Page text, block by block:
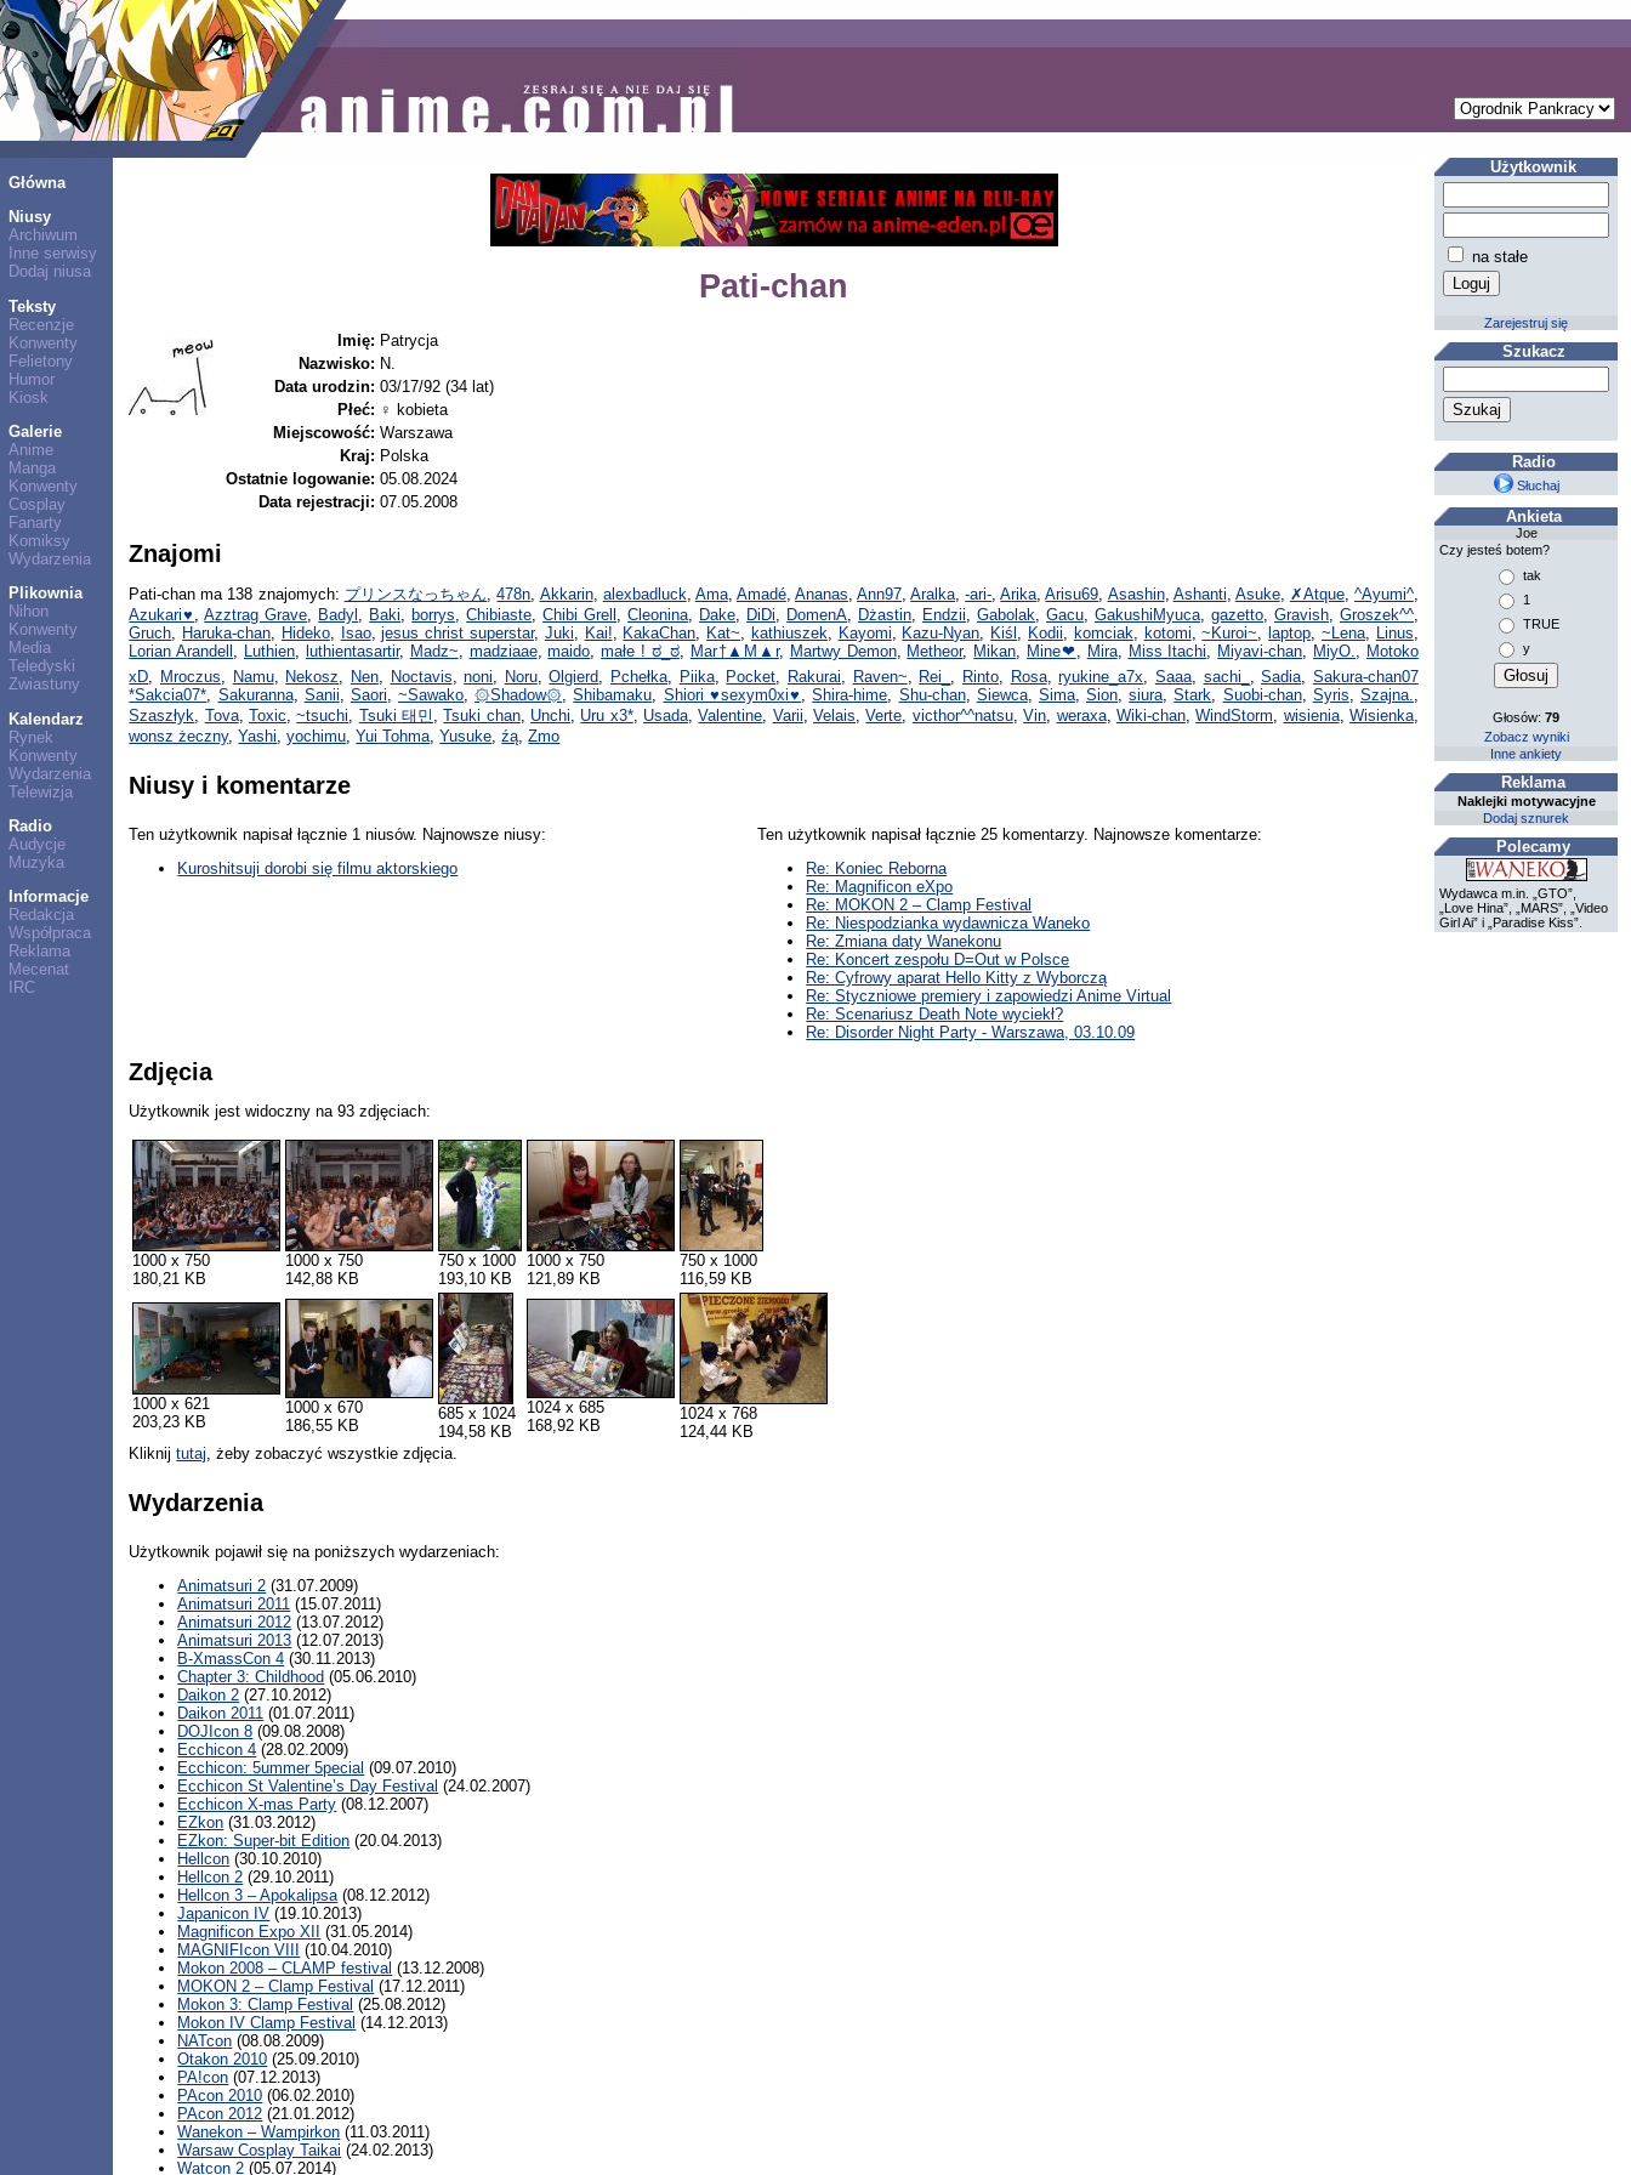
Główna
Niusy
Archiwum
Inne serwisy
Dodaj niusa
Teksty
Recenzje
Konwenty
Felietony
Humor
Kiosk
Galerie
Anime
Manga
Konwenty
Cosplay
Fanarty
Komiksy
Wydarzenia
Plikownia
Nihon
Konwenty
Media
Teledyski
Zwiastuny
Kalendarz
Rynek
Konwenty
Wydarzenia
Telewizja
Radio
Audycje
Muzyka
Informacje
Redakcja
Współpraca
Reklama
Mecenat
IRC
Pati-chan
Imię: Patrycja
Nazwisko: N.
Data urodzin: 03/17/92 (34 lat)
Płeć: ♀ kobieta
Miejscowość: Warszawa
Kraj: Polska
Ostatnie logowanie: 05.08.2024
Data rejestracji: 07.05.2008
Znajomi
Pati-chan ma 138 znajomych: プリンスなっちゃん,478n, Akkarin, alexbadluck, Ama, Amadé, Ananas,Ann97,Aralka,-ari-,Arika,Arisu69, Asashin, Ashanti, Asuke, ✗Atque, ^Ayumi^,
Azukari♥ ,Azztrag Grave, Badyl , Baki, borrys,Chibiaste,Chibi Grell ,Cleonina, Dake, DiDi, DomenA, Dżastin, Endzii,Gabolak,Gacu,GakushiMyuca, gazetto, Gravish, Groszek^^,
Gruch, Haruka-chan, Hideko, Isao,jesus christ superstar, Juki, Kai!, KakaChan, Kat~, kathiuszek, Kayomi, Kazu-Nyan, Kiśl , Kodii, komciak, kotomi,~Kuroi~, laptop, ~Lena, Linus,
Lorian Arandell , Luthien, luthientasartir, Madz~, madziaae,maido,małe ! ಠ_ಠ, Mar†▲M▲r, Martwy Demon, Metheor, Mikan, Mine❤, Mira, Miss Itachi, Miyavi-chan, MiyO., Motoko
xD, Mroczus, Namu, Nekosz, Nen, Noctavis,noni, Noru,Olgierd, Pchełka, Piika, Pocket, Rakurai, Raven~, Rei_ , Rinto, Rosa,ryukine_a7x, Saaa, sachi_ ,Sadia, Sakura-chan07
*Sakcia07*, Sakuranna, Sanii, Saori,~Sawako,۞Shadow۞,Shibamaku, Shiori ♥sexym0xi♥ ,Shira-hime, Shu-chan, Siewca, Sima,Sion,siura,Stark, Suobi-chan, Syris, Szajna.,
Szaszłyk, Tova,Toxic,~tsuchi, Tsuki 태민 ,Tsuki chan, Unchi, Uru x3*, Usada,Valentine, Varii,Velais,Verte, victhor^^natsu,Vin, weraxa, Wiki-chan,WindStorm, wisienia, Wisienka,
wonsz żeczny,Yashi,yochimu,Yui Tohma,Yusuke,źą,Zmo
Niusy i komentarze
Ten użytkownik napisał łącznie 1 niusów. Najnowsze niusy:
Kuroshitsuji dorobi się filmu aktorskiego
Ten użytkownik napisał łącznie 25 komentarzy. Najnowsze komentarze:
Re: Koniec Reborna
Re: Magnificon eXpo
Re: MOKON 2 – Clamp Festival
Re: Niespodzianka wydawnicza Waneko
Re: Zmiana daty Wanekonu
Re: Koncert zespołu D=Out w Polsce
Re: Cyfrowy aparat Hello Kitty z Wyborczą
Re: Styczniowe premiery i zapowiedzi Anime Virtual
Re: Scenariusz Death Note wyciekł?
Re: Disorder Night Party - Warszawa, 03.10.09
Zdjęcia
Użytkownik jest widoczny na 93 zdjęciach:
1000 x 750
180,21 KB
1000 x 750
142,88 KB
750 x 1000
193,10 KB
1000 x 750
121,89 KB
750 x 1000
116,59 KB
1000 x 621
203,23 KB
1000 x 670
186,55 KB
685 x 1024
194,58 KB
1024 x 685
168,92 KB
1024 x 768
124,44 KB
Kliknijtutaj, żeby zobaczyć wszystkie zdjęcia.
Wydarzenia
Użytkownik pojawił się na poniższych wydarzeniach:
Animatsuri 2 (31.07.2009)
Animatsuri 2011 (15.07.2011)
Animatsuri 2012 (13.07.2012)
Animatsuri 2013 (12.07.2013)
B-XmassCon 4 (30.11.2013)
Chapter 3: Childhood (05.06.2010)
Daikon 2 (27.10.2012)
Daikon 2011 (01.07.2011)
DOJIcon 8 (09.08.2008)
Ecchicon 4 (28.02.2009)
Ecchicon: 5ummer 5pecial (09.07.2010)
Ecchicon St Valentine’s Day Festival (24.02.2007)
Ecchicon X-mas Party (08.12.2007)
EZkon (31.03.2012)
EZkon: Super-bit Edition (20.04.2013)
Hellcon (30.10.2010)
Hellcon 2 (29.10.2011)
Hellcon 3 – Apokalipsa(08.12.2012)
Japanicon IV (19.10.2013)
Magnificon Expo XII
(31.05.2014)
MAGNIFIcon VIII
(10.04.2010)
Mokon 2008 – CLAMP festival (13.12.2008)
MOKON 2 – Clamp Festival (17.12.2011)
Mokon 3: Clamp Festival (25.08.2012)
Mokon IV Clamp Festival (14.12.2013)
NATcon (08.08.2009)
Otakon 2010 (25.09.2010)
PA!con (07.12.2013)
PAcon 2010 (06.02.2010)
PAcon 2012 (21.01.2012)
Wanekon – Wampirkon (11.03.2011)
Warsaw Cosplay Taikai (24.02.2013)
Watcon 2 (05.07.2014)
Użytkownik
na stałe
Zarejestruj się
Szukacz
Radio
Słuchaj
Ankieta
Joe
Czy jesteś botem?
tak
1
TRUE
y
Głosów:79
Zobacz wyniki
Inne ankiety
Reklama
Naklejki motywacyjne
Dodaj sznurek
Polecamy
Wydawca m.in. „GTO”,
„Love Hina”, „MARS”, „Video
Girl Ai” i „Paradise Kiss”.